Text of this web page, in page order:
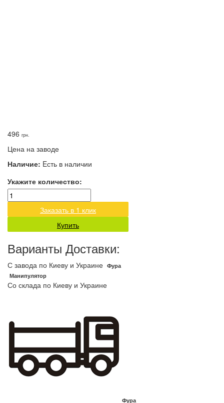
496 грн.
Цена на заводе
Наличие: Eсть в наличии
Укажите количество:
Заказать в 1 клик
Купить
Варианты Доставки:
С завода по Киеву и Украине Фура
Манипулятор
Со склада по Киеву и Украине
Фура